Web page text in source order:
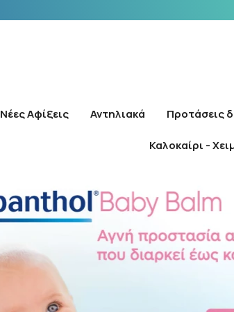
Νέες Αφίξεις Αντηλιακά Προτάσεις
Καλοκαίρι -